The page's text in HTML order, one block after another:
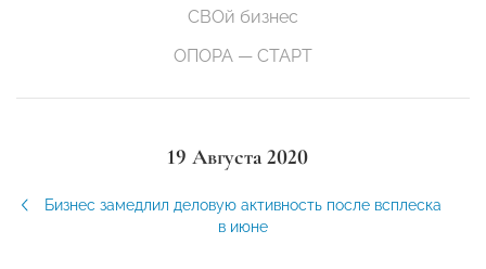
СВОй бизнес
ОПОРА — СТАРТ
19 Августа 2020
Бизнес замедлил деловую активность после всплеска
в июне